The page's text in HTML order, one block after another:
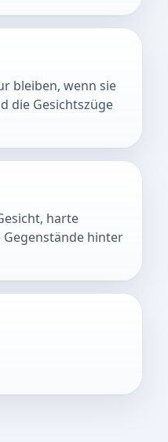
bleiben, wenn sie
die Gesichtszüge
harte
hinter